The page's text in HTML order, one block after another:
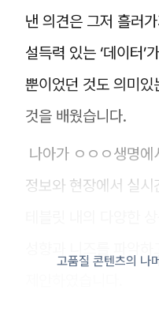
낸 의견은 그저 흘러
설득력 있는 ‘데이터’
뿐이었던 것도 의미
것을 배웠습니다.
나아가 ㅇㅇㅇ생명
정보와 현장에서 실
고품질 콘텐츠의 나